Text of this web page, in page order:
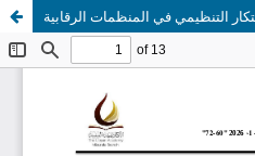
التنظيمي في المنظمات الرقابية